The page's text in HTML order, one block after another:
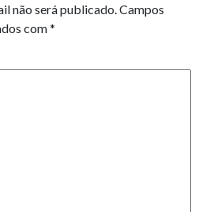
não será publicado.Campos
com*